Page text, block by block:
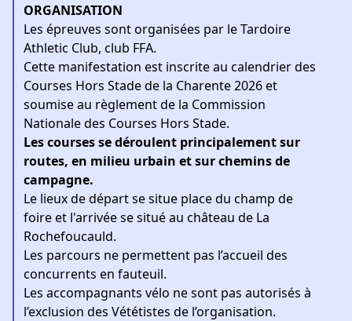
ORGANISATION
Les épreuves sont organisées par le Tardoire
Athletic Club, club FFA.
Cette manifestation est inscrite au calendrier des
Courses Hors Stade de la Charente 2026 et
soumise au règlement de la Commission
Nationale des Courses Hors Stade.
Les courses se déroulent principalement sur
routes, en milieu urbain et sur chemins de
campagne.
Le lieux de départ se situe place du champ de
foire et l'arrivée se situé au château de La
Rochefoucauld.
Les parcours ne permettent pas l’accueil des
concurrents en fauteuil.
Les accompagnants vélo ne sont pas autorisés à
l’exclusion des Vététistes de l’organisation.